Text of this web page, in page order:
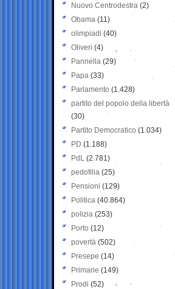
Nuovo Centrodestra (2)
Obama (11)
olimpiadi (40)
Oliveri (4)
Pannella (29)
Papa (33)
Parlamento (1.428)
partito del popolo della libertà
(30)
Partito Democratico (1.034)
PD (1.188)
PdL (2.781)
pedofilia (25)
Pensioni (129)
Politica (40.864)
polizia (253)
Porto (12)
povertà (502)
Presepe (14)
Primarie (149)
Prodi (52)